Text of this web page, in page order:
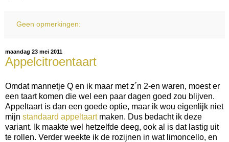
Geen opmerkingen:
maandag 23 mei 2011
Appelcitroentaart
Omdat mannetje Q en ik maar met z´n 2-en waren, moest er
een taart komen die wel een paar dagen goed zou blijven.
Appeltaart is dan een goede optie, maar ik wou eigenlijk niet
mijn standaard appeltaartmaken. Dus bedacht ik deze
variant. Ik maakte wel hetzelfde deeg, ook al is dat lastig uit
te rollen. Verder weekte ik de rozijnen in wat limoncello, en